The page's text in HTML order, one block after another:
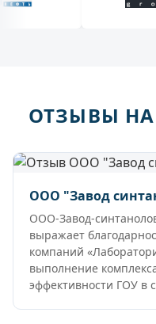
ОТЗЫВЫ
ООО "Завод
ООО-Завод-
выражает
компаний
выполнение
эффективности ГОУ в